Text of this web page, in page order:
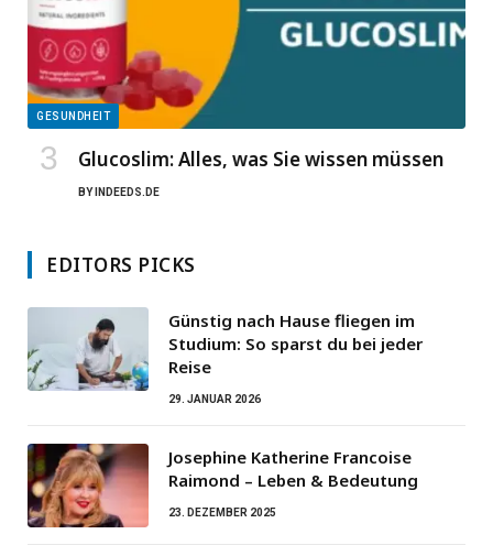
GESUNDHEIT
Glucoslim: Alles, was Sie wissen müssen
BY INDEEDS.DE
EDITORS PICKS
Günstig nach Hause fliegen im
Studium: So sparst du bei jeder
Reise
29. JANUAR 2026
Josephine Katherine Francoise
Raimond – Leben & Bedeutung
23. DEZEMBER 2025